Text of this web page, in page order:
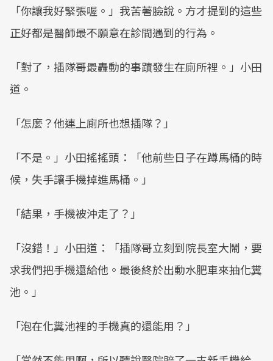
「你讓我好緊張喔。」我苦著臉說。方才提到的這些
正好都是醫師最不願意在診間遇到的行為。
「對了，插隊哥最轟動的事蹟發生在廁所裡。」小田
道。
「怎麼？他連上廁所也想插隊？」
「不是。」小田搖搖頭：「他前些日子在蹲馬桶的時
候，失手讓手機掉進馬桶。」
「結果，手機被沖走了？」
「沒錯！」小田道：「插隊哥立刻到院長室大鬧，要
求我們把手機還給他。最後終於出動水肥車來抽化糞
池。」
「泡在化糞池裡的手機真的還能用？」